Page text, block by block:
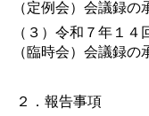
（定例会）会議録の
（３） 令和７年１４
（臨時会）会議録の
２．報告事項